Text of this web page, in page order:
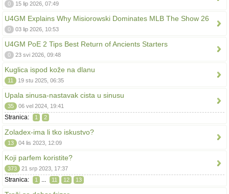
0 15 lip 2026, 07:49
U4GM Explains Why Misiorowski Dominates MLB The Show 26
0 03 lip 2026, 10:53
U4GM PoE 2 Tips Best Return of Ancients Starters
0 23 svi 2026, 09:48
Kuglica ispod kože na dlanu
11 19 stu 2025, 06:35
Upala sinusa-nastavak cista u sinusu
35 06 vel 2024, 19:41
Stranica: 1 2
Zoladex-ima li tko iskustvo?
13 04 lis 2023, 12:09
Koji parfem koristite?
373 21 srp 2023, 17:37
Stranica: 1 ... 11 12 13